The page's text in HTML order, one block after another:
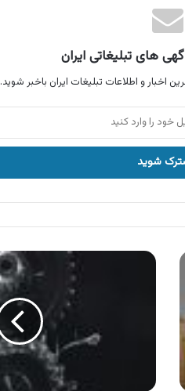
های تبلیغاتی ایران
اخبار و اطلاعات تبلیغات ایران باخبر شوید.
آگهی